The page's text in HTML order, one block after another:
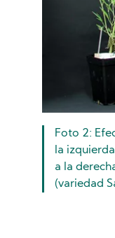
Foto 2:
la
a la
(variedad